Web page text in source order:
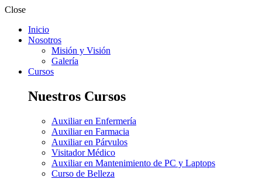
Close
Inicio
Nosotros
Misión y Visión
Galería
Cursos
Nuestros Cursos
Auxiliar en Enfermería
Auxiliar en Farmacia
Auxiliar en Párvulos
Visitador Médico
Auxiliar en Mantenimiento de PC y Laptops
Curso de Belleza